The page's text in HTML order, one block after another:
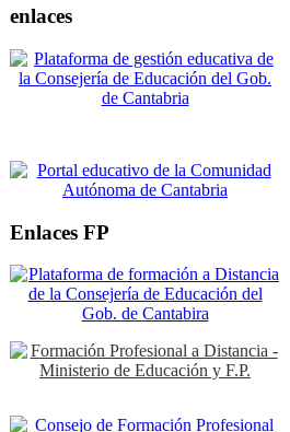
enlaces
Enlaces FP